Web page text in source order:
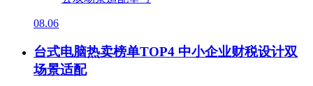
08.06
台式电脑热卖榜单TOP4 中小企业财税设计双
场景适配